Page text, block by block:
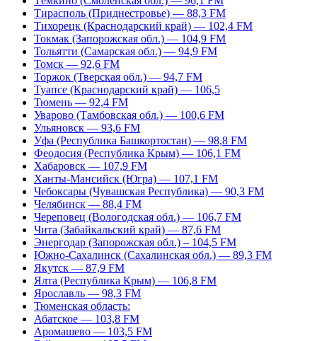
Тирасполь (Приднестровье) — 88,3 FM
Тихорецк (Краснодарский край) — 102,4 FM
Токмак (Запорожская обл.) — 104,9 FM
Тольятти (Самарская обл.) — 94,9 FM
Томск — 92,6 FM
Торжок (Тверская обл.) — 94,7 FM
Туапсе (Краснодарский край) — 106,5
Тюмень — 92,4 FM
Уварово (Тамбовская обл.) — 100,6 FM
Ульяновск — 93,6 FM
Уфа (Республика Башкортостан) — 98,8 FM
Феодосия (Республика Крым) — 106,1 FM
Хабаровск — 107,9 FM
Ханты-Мансийск (Югра) — 107,1 FM
Чебоксары (Чувашская Республика) — 90,3 FM
Челябинск — 88,4 FM
Череповец (Вологодская обл.) — 106,7 FM
Чита (Забайкальский край) — 87,6 FM
Энергодар (Запорожская обл.) – 104,5 FM
Южно-Сахалинск (Сахалинская обл.) — 89,3 FM
Якутск — 87,9 FM
Ялта (Республика Крым) — 106,8 FM
Ярославль — 98,3 FM
Тюменская область:
Абатское — 103,8 FM
Аромашево — 103,5 FM